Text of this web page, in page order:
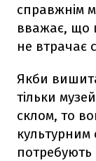
справжнім
вважає, що
не втрачає
Якби
тільки
склом, то
культурним
потребують